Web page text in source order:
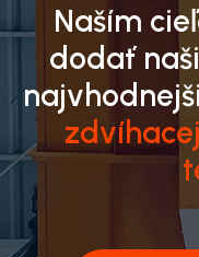
Naším
dodať